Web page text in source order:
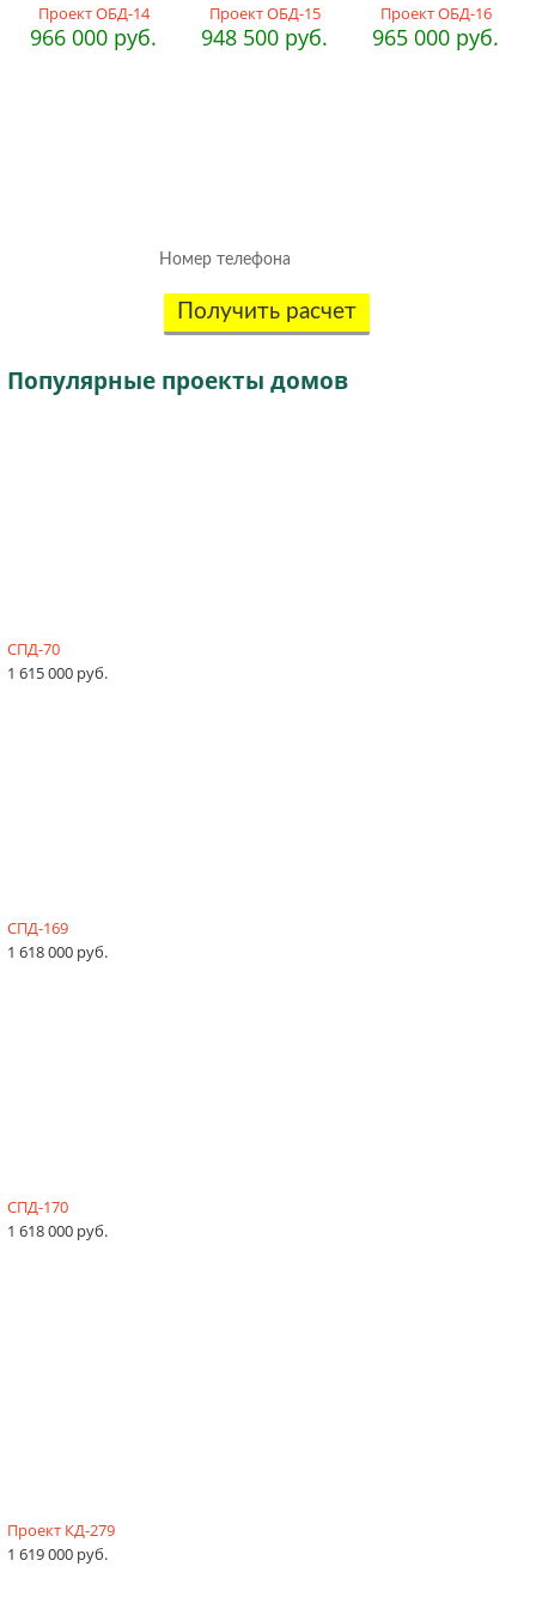
Проект ОБД-14
966 000 руб.
Проект ОБД-15
948 500 руб.
Проект ОБД-16
965 000 руб.
Получить расчет
Популярные проекты домов
СПД-70
1 615 000 руб.
СПД-169
1 618 000 руб.
СПД-170
1 618 000 руб.
Проект КД-279
1 619 000 руб.